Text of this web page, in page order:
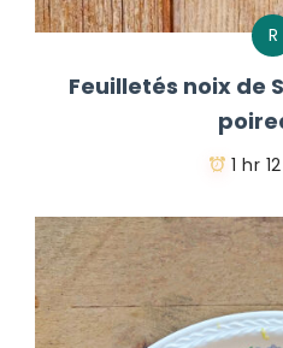
R
Feuilletés noix de
1 hr